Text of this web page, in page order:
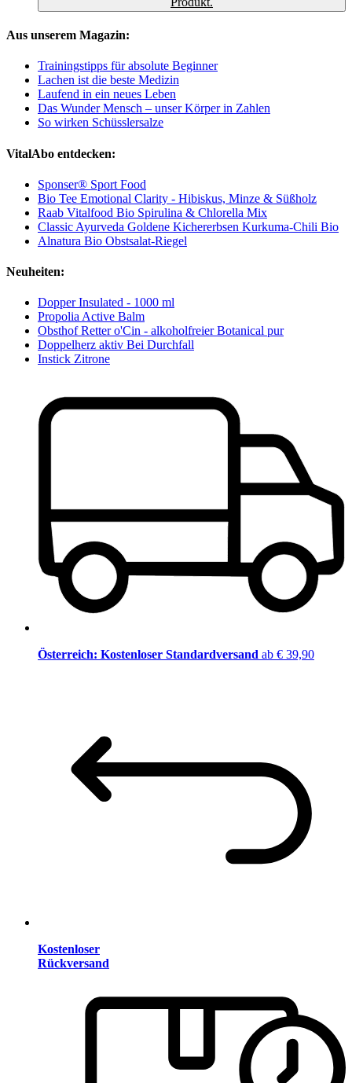
Aus unserem Magazin:
Trainingstipps für absolute Beginner
Lachen ist die beste Medizin
Laufend in ein neues Leben
Das Wunder Mensch – unser Körper in Zahlen
So wirken Schüsslersalze
VitalAbo entdecken:
Sponser® Sport Food
Bio Tee Emotional Clarity - Hibiskus, Minze & Süßholz
Raab Vitalfood Bio Spirulina & Chlorella Mix
Classic Ayurveda Goldene Kichererbsen Kurkuma-Chili Bio
Alnatura Bio Obstsalat-Riegel
Neuheiten:
Dopper Insulated - 1000 ml
Propolia Active Balm
Obsthof Retter o'Cin - alkoholfreier Botanical pur
Doppelherz aktiv Bei Durchfall
Instick Zitrone
Österreich: Kostenloser Standardversand ab € 39,90
Kostenloser
Rückversand